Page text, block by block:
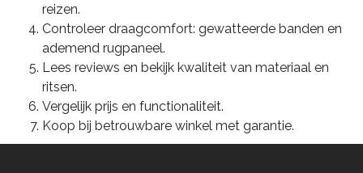
reizen.
Controleer draagcomfort: gewatteerde banden en
ademend rugpaneel.
Lees reviews en bekijk kwaliteit van materiaal en
ritsen.
Vergelijk prijs en functionaliteit.
Koop bij betrouwbare winkel met garantie.